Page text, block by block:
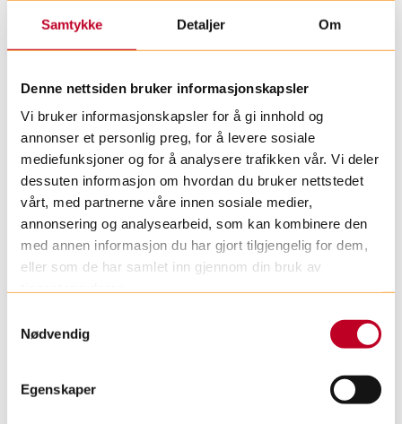
Samtykke Detaljer Om
Denne nettsiden bruker informasjonskapsler
Vi bruker informasjonskapsler for å gi innhold og
annonser et personlig preg, for å levere sosiale
mediefunksjoner og for å analysere trafikken vår. Vi deler
dessuten informasjon om hvordan du bruker nettstedet
vårt, med partnerne våre innen sosiale medier,
annonsering og analysearbeid, som kan kombinere den
med annen informasjon du har gjort tilgjengelig for dem,
eller som de har samlet inn gjennom din bruk av
Nødvendig
Egenskaper
Foto: Astrid Waller
Sykehusklovnene fargela Bergen under
Bergen City Marathon våren 2024.
Foto: Tonje Kinn